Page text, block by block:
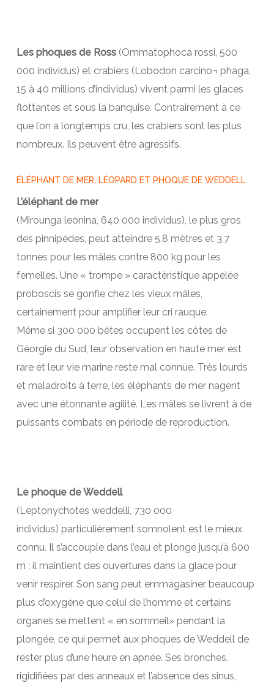
Les phoques de Ross(Ommatophoca rossi, 500
000 individus) et crabiers (Lobodon carcino¬ phaga,
15 à 40 millions d’individus) vivent parmi les glaces
flottantes et sous la banquise. Contrairement à ce
que l’on a longtemps cru, les crabiers sont les plus
nombreux. Ils peuvent être agressifs.
ÉLÉPHANT DE MER, LÉOPARD ET PHOQUE DE WEDDELL
L’éléphant de mer
(Mirounga leonina, 640 000 individus), le plus gros
des pinnipèdes, peut atteindre 5,8 mètres et 3,7
tonnes pour les mâles contre 800 kg pour les
femelles. Une « trompe » caractéristique appelée
proboscis se gonfle chez les vieux mâles,
certainement pour amplifier leur cri rauque.
Même si 300 000 bêtes occupent les côtes de
Géorgie du Sud, leur observation en haute mer est
rare et leur vie marine reste mal connue. Très lourds
et maladroits à terre, les éléphants de mer nagent
avec une étonnante agilité. Les mâles se livrent à de
puissants combats en période de reproduction.
Le phoque de Weddell
(Leptonychotes weddelli, 730 000
individus) particulièrement somnolent est le mieux
connu. Il s’accouple dans l’eau et plonge jusqu’à 600
m ; il maintient des ouvertures dans la glace pour
venir respirer. Son sang peut emmagasiner beaucoup
plus d’oxygène que celui de l’homme et certains
organes se mettent « en sommeil» pendant la
plongée, ce qui permet aux phoques de Weddell de
rester plus d’une heure en apnée. Ses bronches,
rigidifiées par des anneaux et l’absence des sinus,